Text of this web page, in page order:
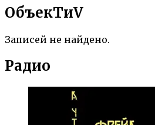
ОбъекTиV
Записей не найдено.
Радио